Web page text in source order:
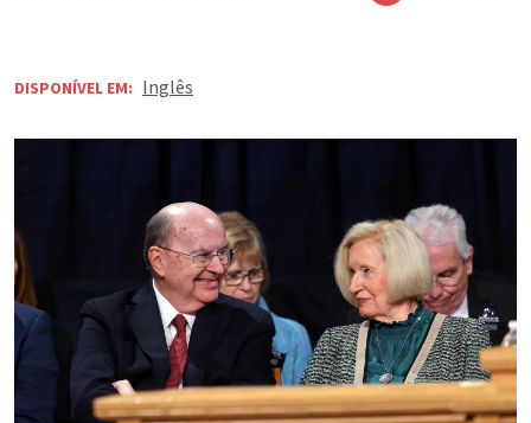
DISPONÍVEL EM: Inglês